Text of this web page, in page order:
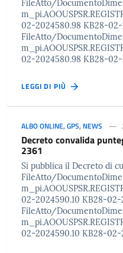
FileAtto/
02-2024580.98 KB28-
FileAtto/
02-2024580.98 KB28-
LEGGI DI PIÙ
ALBO ONLINE, GPS, NEWS
Decreto convalida
2361
Si pubblica il Decreto di
FileAtto/
02-2024590.10 KB28-
FileAtto/
02-2024590.10 KB28-